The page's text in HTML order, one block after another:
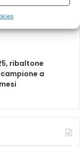
la
ribaltone
a